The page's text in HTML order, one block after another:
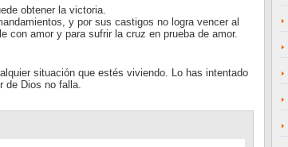
obtener la victoria.
y por sus castigos no logra vencer al
con amor y para sufrir la cruz en prueba de amor.
situación que estés viviendo. Lo has intentado
de Dios no falla.